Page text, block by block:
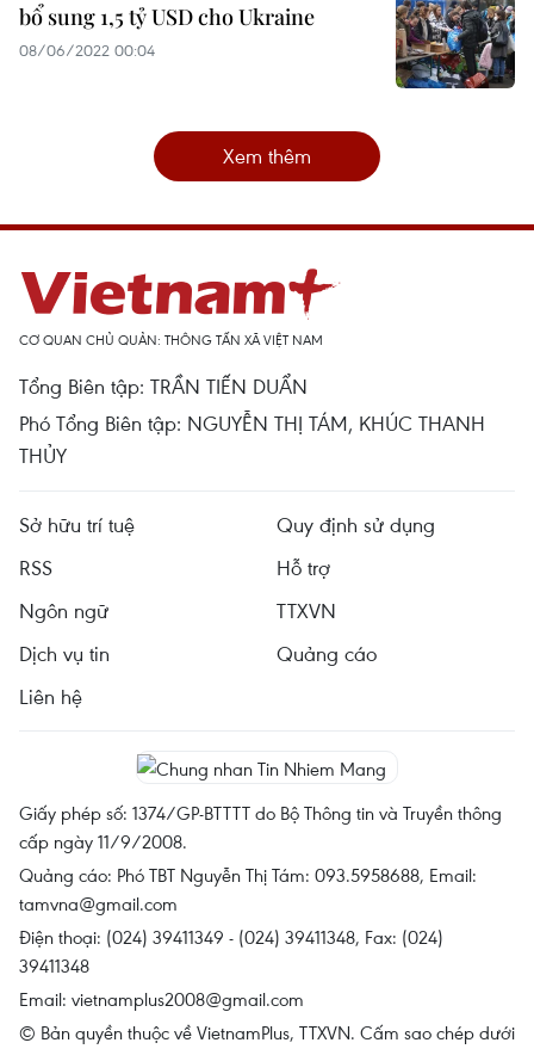
bổ sung 1,5 tỷ USD cho Ukraine
08/06/2022 00:04
Xem thêm
CƠ QUAN CHỦ QUẢN: THÔNG TẤN XÃ VIỆT NAM
Tổng Biên tập: TRẦN TIẾN DUẨN
Phó Tổng Biên tập: NGUYỄN THỊ TÁM, KHÚC THANH
THỦY
Sở hữu trí tuệ
Quy định sử dụng
RSS
Hỗ trợ
Ngôn ngữ
TTXVN
Dịch vụ tin
Quảng cáo
Liên hệ
Giấy phép số: 1374/GP-BTTTT do Bộ Thông tin và Truyền thông
cấp ngày 11/9/2008.
Quảng cáo: Phó TBT Nguyễn Thị Tám: 093.5958688, Email:
tamvna@gmail.com
Điện thoại: (024) 39411349 - (024) 39411348, Fax: (024)
39411348
Email: vietnamplus2008@gmail.com
© Bản quyền thuộc về VietnamPlus, TTXVN. Cấm sao chép dưới